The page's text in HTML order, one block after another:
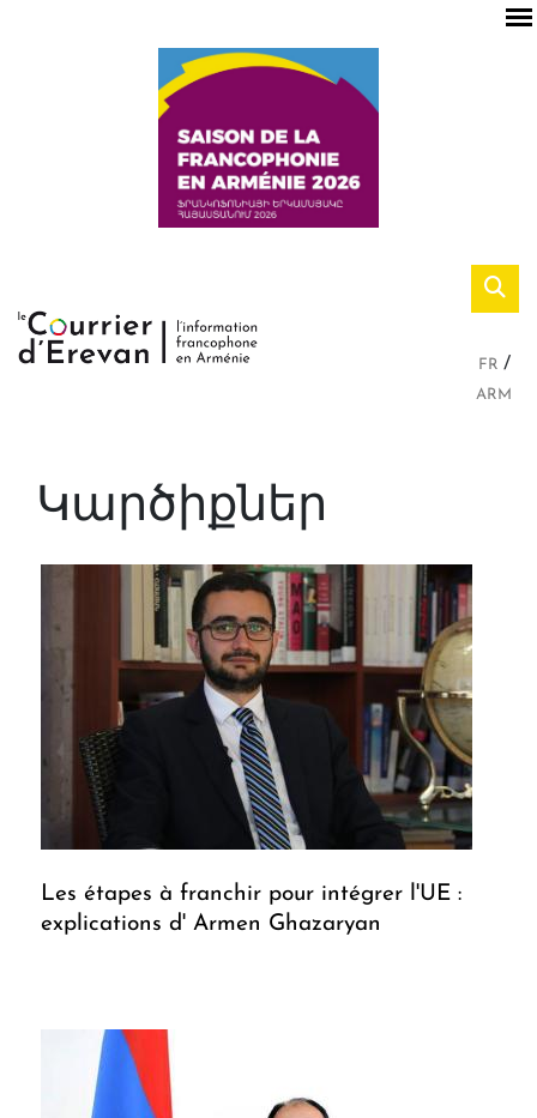
FR
ARM
Կարծիքներ
Les étapes à franchir pour intégrer l'UE :
explications d' Armen Ghazaryan